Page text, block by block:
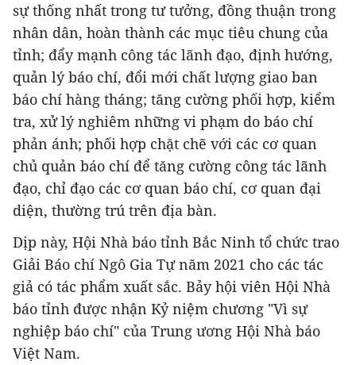
sự thống nhất trong tư tưởng, đồng thuận trong
nhân dân, hoàn thành các mục tiêu chung của
tỉnh; đẩy mạnh công tác lãnh đạo, định hướng,
quản lý báo chí, đổi mới chất lượng giao ban
báo chí hàng tháng; tăng cường phối hợp, kiểm
tra, xử lý nghiêm những vi phạm do báo chí
phản ánh; phối hợp chặt chẽ với các cơ quan
chủ quản báo chí để tăng cường công tác lãnh
đạo, chỉ đạo các cơ quan báo chí, cơ quan đại
diện, thường trú trên địa bàn.
Dịp này, Hội Nhà báo tỉnh Bắc Ninh tổ chức trao
Giải Báo chí Ngô Gia Tự năm 2021 cho các tác
giả có tác phẩm xuất sắc. Bảy hội viên Hội Nhà
báo tỉnh được nhận Kỷ niệm chương "Vì sự
nghiệp báo chí" của Trung ương Hội Nhà báo
Việt Nam.